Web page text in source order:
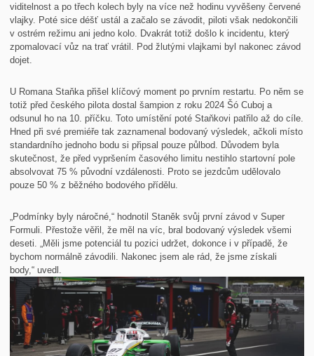
viditelnost a po třech kolech byly na více než hodinu vyvěšeny červené
vlajky. Poté sice déšť ustál a začalo se závodit, piloti však nedokončili
v ostrém režimu ani jedno kolo. Dvakrát totiž došlo k incidentu, který
zpomalovací vůz na trať vrátil. Pod žlutými vlajkami byl nakonec závod
dojet.
U Romana Staňka přišel klíčový moment po prvním restartu. Po něm se
totiž před českého pilota dostal šampion z roku 2024 Šó Cuboj a
odsunul ho na 10. příčku. Toto umístění poté Staňkovi patřilo až do cíle.
Hned při své premiéře tak zaznamenal bodovaný výsledek, ačkoli místo
standardního jednoho bodu si připsal pouze půlbod. Důvodem byla
skutečnost, že před vypršením časového limitu nestihlo startovní pole
absolvovat 75 % původní vzdálenosti. Proto se jezdcům udělovalo
pouze 50 % z běžného bodového přídělu.
„Podmínky byly náročné,“ hodnotil Staněk svůj první závod v Super
Formuli. Přestože věřil, že měl na víc, bral bodovaný výsledek všemi
deseti. „Měli jsme potenciál tu pozici udržet, dokonce i v případě, že
bychom normálně závodili. Nakonec jsem ale rád, že jsme získali
body,“ uvedl.